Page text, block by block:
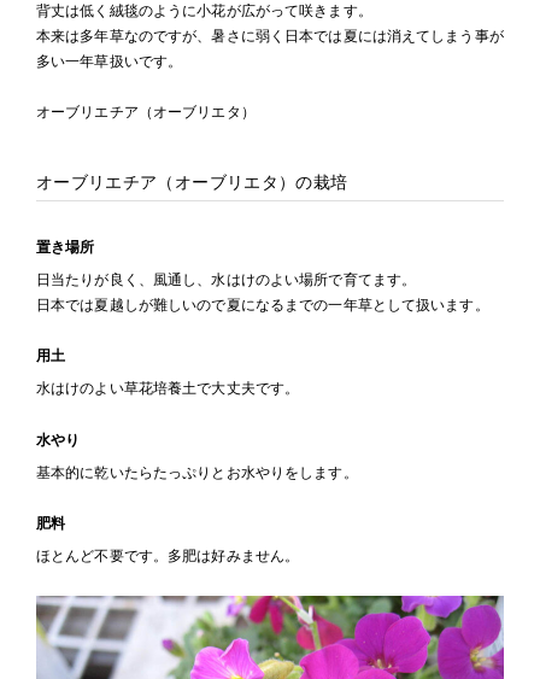
背丈は低く絨毯のように小花が広がって咲きます。
本来は多年草なのですが、暑さに弱く日本では夏には消えてしまう事が
多い一年草扱いです。
オーブリエチア（オーブリエタ）
オーブリエチア（オーブリエタ）の栽培
置き場所
日当たりが良く、風通し、水はけのよい場所で育てます。
日本では夏越しが難しいので夏になるまでの一年草として扱います。
用土
水はけのよい草花培養土で大丈夫です。
水やり
基本的に乾いたらたっぷりとお水やりをします。
肥料
ほとんど不要です。多肥は好みません。